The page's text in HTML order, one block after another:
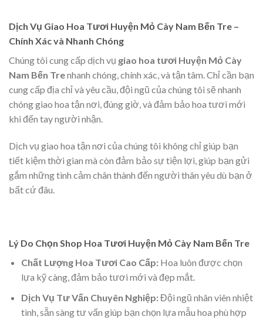
Dịch Vụ Giao Hoa Tươi Huyện Mỏ Cày Nam Bến Tre –
Chính Xác và Nhanh Chóng
Chúng tôi cung cấp dịch vụ giao hoa tươi Huyện Mỏ Cày
Nam Bến Trenhanh chóng, chính xác, và tận tâm. Chỉ cần bạn
cung cấp địa chỉ và yêu cầu, đội ngũ của chúng tôi sẽ nhanh
chóng giao hoa tận nơi, đúng giờ, và đảm bảo hoa tươi mới
khi đến tay người nhận.
Dịch vụ giao hoa tận nơi của chúng tôi không chỉ giúp bạn
tiết kiệm thời gian mà còn đảm bảo sự tiện lợi, giúp bạn gửi
gắm những tình cảm chân thành đến người thân yêu dù bạn ở
bất cứ đâu.
Lý Do Chọn Shop Hoa Tươi Huyện Mỏ Cày Nam Bến Tre
Chất Lượng Hoa Tươi Cao Cấp:Hoa luôn được chọn
lựa kỹ càng, đảm bảo tươi mới và đẹp mắt.
Dịch Vụ Tư Vấn Chuyên Nghiệp:Đội ngũ nhân viên nhiệt
tình, sẵn sàng tư vấn giúp bạn chọn lựa mẫu hoa phù hợp